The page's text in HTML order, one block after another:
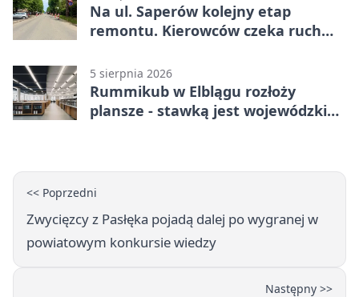
Na ul. Saperów kolejny etap
remontu. Kierowców czeka ruch
5 sierpnia 2026
Rummikub w Elblągu rozłoży
plansze - stawką jest wojewódzki
<< Poprzedni
Zwycięzcy z Pasłęka pojadą dalej po wygranej w
powiatowym konkursie wiedzy
Następny >>